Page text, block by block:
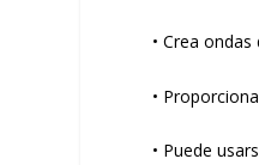
• Crea
•
• Puede